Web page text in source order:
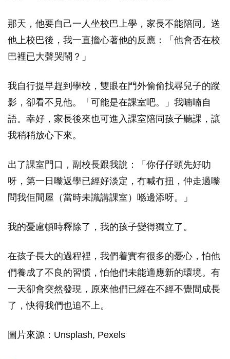
那天，他要自己一人坐校巴上學，家長不能陪同。送
他上校巴後，我一直擔心著他的反應：「他會否在校
巴裡已大聲哭鬧？」
我自行提早趕到學校，雙眼在門外偷偷找尋兒子的蹤
影，卻看不見他。「可能是在課室吧。」我喃喃自
語。幸好，家長後來也可進入課室陪同孩子聽課，讓
我稍稍放心下來。
出了課室門口，副校長跟我說：「你仔仔頭先好叻
呀，第一日嚟返學已經好淡定，冇喊冇扭，仲走過嚟
問我佢間屋（當時未識講課室）喺邊添呀。」
我的憂慮頓時釋除了，我的孩子變得獨立了。
在孩子長大的過程裡，我們着實有很多的憂心，怕他
們養成了不良的習慣，怕他們未能適應新的環境。有
一天卻會突然發現，原來他們已經在不經不覺間成長
了，快得我們也追不上。
圖片來源：Unsplash, Pexels